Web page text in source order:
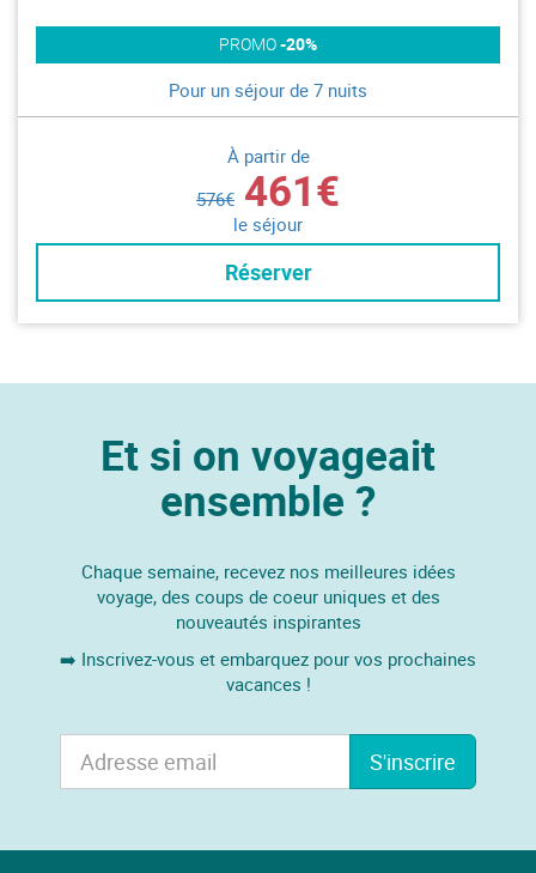
PROMO-20%
Pour un séjour de 7 nuits
À partir de
576€ 461€
le séjour
Réserver
Et si on voyageait
ensemble ?
Chaque semaine, recevez nos meilleures idées
voyage, des coups de coeur uniques et des
nouveautés inspirantes
➡️ Inscrivez-vous et embarquez pour vos prochaines
vacances !
S'inscrire